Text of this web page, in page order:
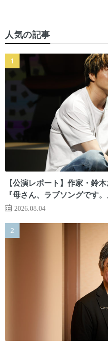
人気の記事
【公演レポート】作家・鈴
『母さん、ラブソングです。
2026.08.04